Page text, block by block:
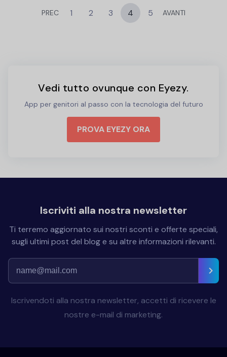
PREC 1 2 3 4 5 AVANTI
Vedi tutto ovunque con Eyezy.
App per genitori al passo con la tecnologia del futuro
PROVA EYEZY ORA
Iscriviti alla nostra newsletter
Ti terremo aggiornato sui nostri sconti e offerte speciali,
sugli ultimi post del blog e su altre informazioni rilevanti.
Iscrivendoti alla nostra newsletter, accetti di ricevere le
nostre e-mail di marketing.